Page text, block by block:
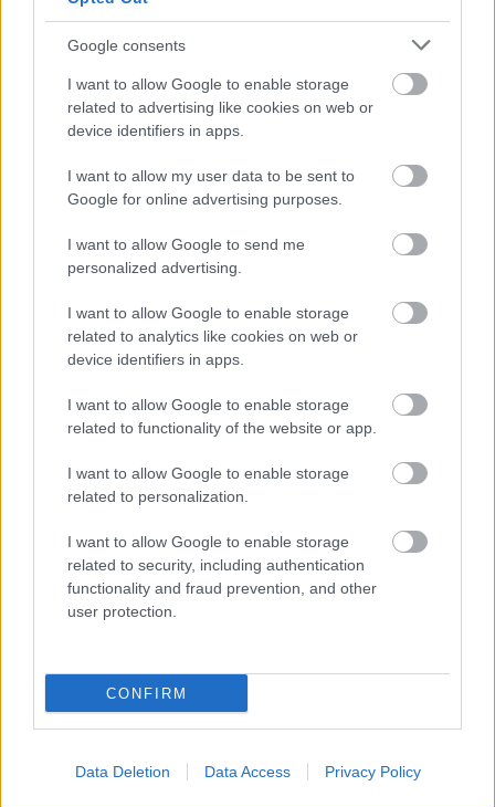
Google consents
I want to allow Google to enable storage
related to advertising like cookies on web or
device identifiers in apps.
I want to allow my user data to be sent to
Google for online advertising purposes.
I want to allow Google to send me
personalized advertising.
I want to allow Google to enable storage
related to analytics like cookies on web or
device identifiers in apps.
I want to allow Google to enable storage
related to functionality of the website or app.
I want to allow Google to enable storage
related to personalization.
I want to allow Google to enable storage
related to security, including authentication
functionality and fraud prevention, and other
user protection.
CONFIRM
Data Deletion Data Access Privacy Policy
videochiamata:
Cognome e Nome *
Numero di telefono
*
La tua richiesta *
Consenso al
personali *